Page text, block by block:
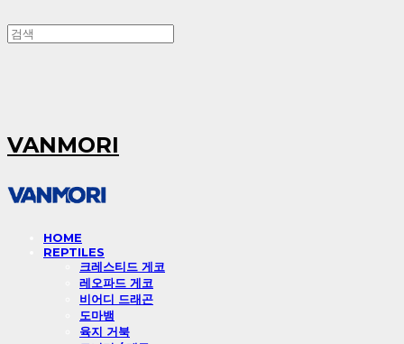
VANMORI
HOME
REPTILES
크레스티드 게코
레오파드 게코
비어디 드래곤
도마뱀
육지 거북